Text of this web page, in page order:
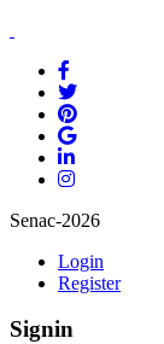
Senac-2026
Login
Register
Signin